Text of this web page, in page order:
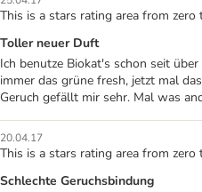
This is a stars rating area from zero
Toller neuer Duft
Ich benutze Biokat's schon seit
immer das grüne fresh, jetzt mal
Geruch gefällt mir sehr. Mal was
20.04.17
This is a stars rating area from zero
Schlechte Geruchsbindung